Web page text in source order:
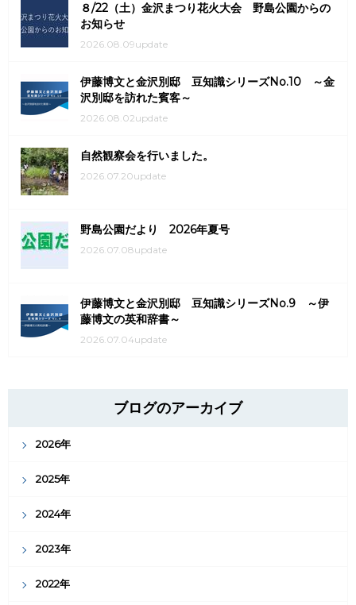
８/22（土）金沢まつり花火大会 野島公園からの
お知らせ
2026.08.09update
伊藤博文と金沢別邸 豆知識シリーズNo.10 ～金
沢別邸を訪れた賓客～
2026.08.02update
自然観察会を行いました。
2026.07.20update
野島公園だより 2026年夏号
2026.07.08update
伊藤博文と金沢別邸 豆知識シリーズNo.9 ～伊
藤博文の英和辞書～
2026.07.04update
ブログのアーカイブ
2026年
2025年
2024年
2023年
2022年